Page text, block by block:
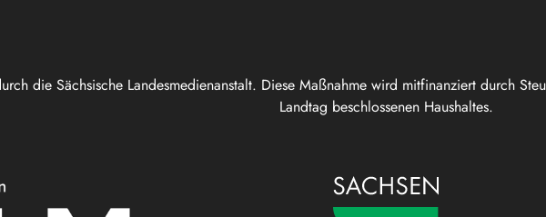
die Sächsische Landesmedienanstalt. Diese Maßnahme wird mitfinanziert durch
Landtag beschlossenen Haushaltes.